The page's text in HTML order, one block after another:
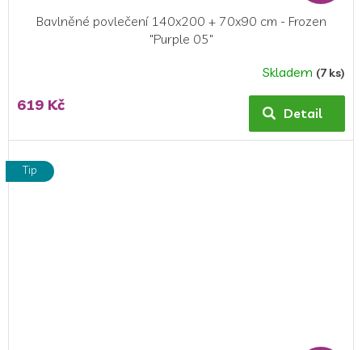
Bavlněné povlečení 140x200 + 70x90 cm - Frozen
"Purple 05"
produktu
5,0
z
5
Skladem (7 ks)
619 Kč Detail
Tip